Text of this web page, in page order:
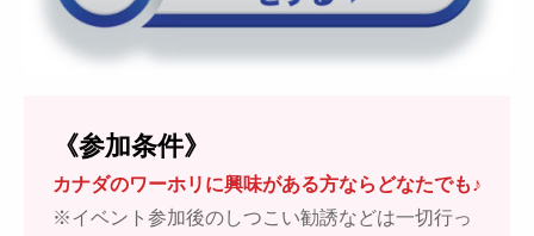
《参加条件》
カナダのワーホリに興味がある方ならどなたでも♪
※イベント参加後のしつこい勧誘などは一切行っ